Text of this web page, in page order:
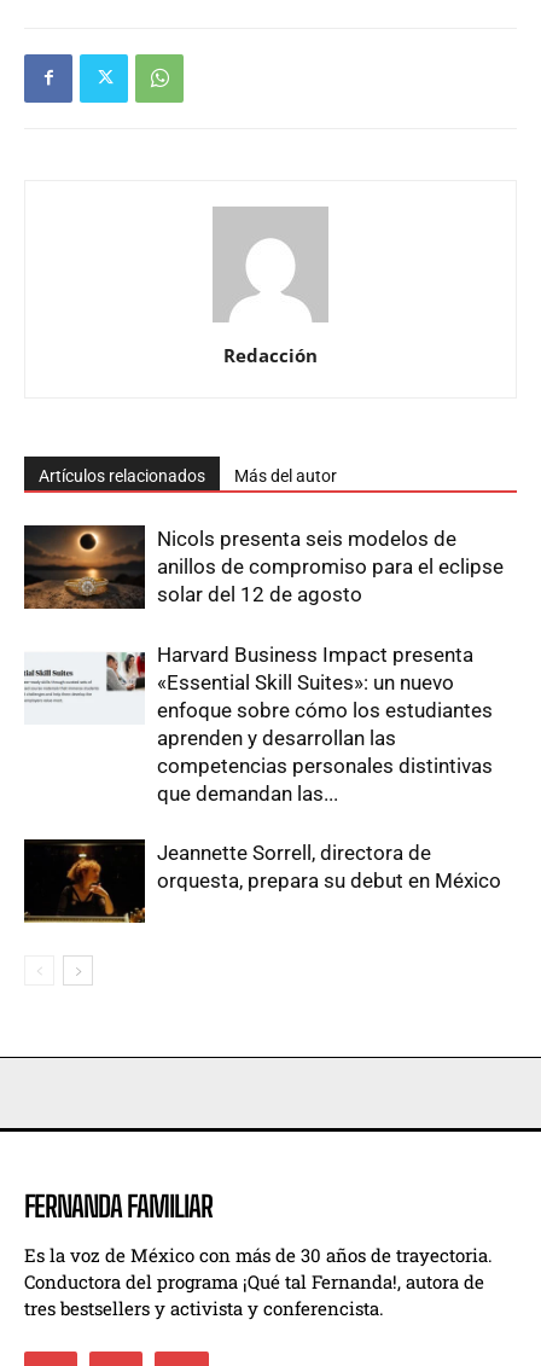
Redacción
Artículos relacionados Más del autor
Nicols presenta seis modelos de
anillos de compromiso para el eclipse
solar del 12 de agosto
Harvard Business Impact presenta
«Essential Skill Suites»: un nuevo
enfoque sobre cómo los estudiantes
aprenden y desarrollan las
competencias personales distintivas
que demandan las...
Jeannette Sorrell, directora de
orquesta, prepara su debut en México
FERNANDA FAMILIAR
Es la voz de México con más de 30 años de trayectoria.
Conductora del programa ¡Qué tal Fernanda!, autora de
tres bestsellers y activista y conferencista.